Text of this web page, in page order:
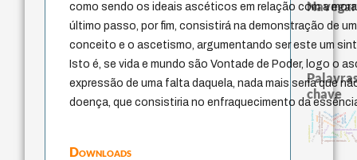
como sendo os ideais ascéticos em relação com a
último passo, por fim, consistirá na demonstração de
conceito e o ascetismo, argumentando ser este um
Isto é, se vida e mundo são Vontade de Poder, logo o
expressão de uma falta daquela, nada mais seria que
doença, que consistiria no enfraquecimento da
Downloads
Navegar
chave
fundamentalismo
jacobi
protágoras
experiência temporal
metafísica do tempogénero
idade
intolerânciahomem-medida
filosofia brasileira
j.c.m. neto palavra
literatura (poética) perdón
leyesviolencia
guayaquil
logos
lei
acquaintance arquivos mentais
desejo
sacrifício
mind